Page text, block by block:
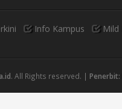
Info Kampus Mild
. All Rights reserved. | Penerbit: